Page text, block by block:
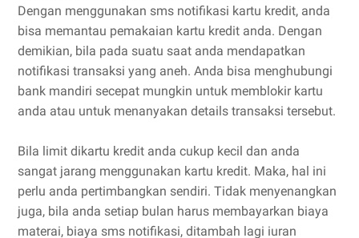
Dengan menggunakan sms notifikasi kartu kredit, anda
bisa memantau pemakaian kartu kredit anda. Dengan
demikian, bila pada suatu saat anda mendapatkan
notifikasi transaksi yang aneh. Anda bisa menghubungi
bank mandiri secepat mungkin untuk memblokir kartu
anda atau untuk menanyakan details transaksi tersebut.
Bila limit dikartu kredit anda cukup kecil dan anda
sangat jarang menggunakan kartu kredit. Maka, hal ini
perlu anda pertimbangkan sendiri. Tidak menyenangkan
juga, bila anda setiap bulan harus membayarkan biaya
materai, biaya sms notifikasi, ditambah lagi iuran